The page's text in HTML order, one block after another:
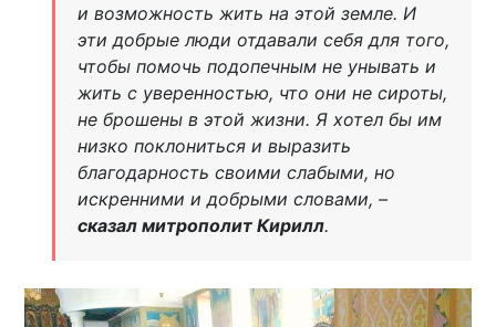
и возможность жить на этой земле. И
эти добрые люди отдавали себя для того,
чтобы помочь подопечным не унывать и
жить с уверенностью, что они не сироты,
не брошены в этой жизни. Я хотел бы им
низко поклониться и выразить
благодарность своими слабыми, но
искренними и добрыми словами, –
сказал митрополит Кирилл.